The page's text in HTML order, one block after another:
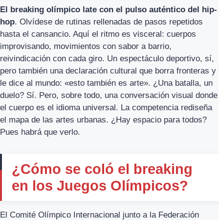
El breaking olímpico late con el pulso auténtico del hip-
hop. Olvídese de rutinas rellenadas de pasos repetidos
hasta el cansancio. Aquí el ritmo es visceral: cuerpos
improvisando, movimientos con sabor a barrio,
reivindicación con cada giro. Un espectáculo deportivo, sí,
pero también una declaración cultural que borra fronteras y
le dice al mundo: «esto también es arte». ¿Una batalla, un
duelo? Sí. Pero, sobre todo, una conversación visual donde
el cuerpo es el idioma universal. La competencia rediseña
el mapa de las artes urbanas. ¿Hay espacio para todos?
Pues habrá que verlo.
¿Cómo se coló el breaking
en los Juegos Olímpicos?
El Comité Olímpico Internacional junto a la Federación